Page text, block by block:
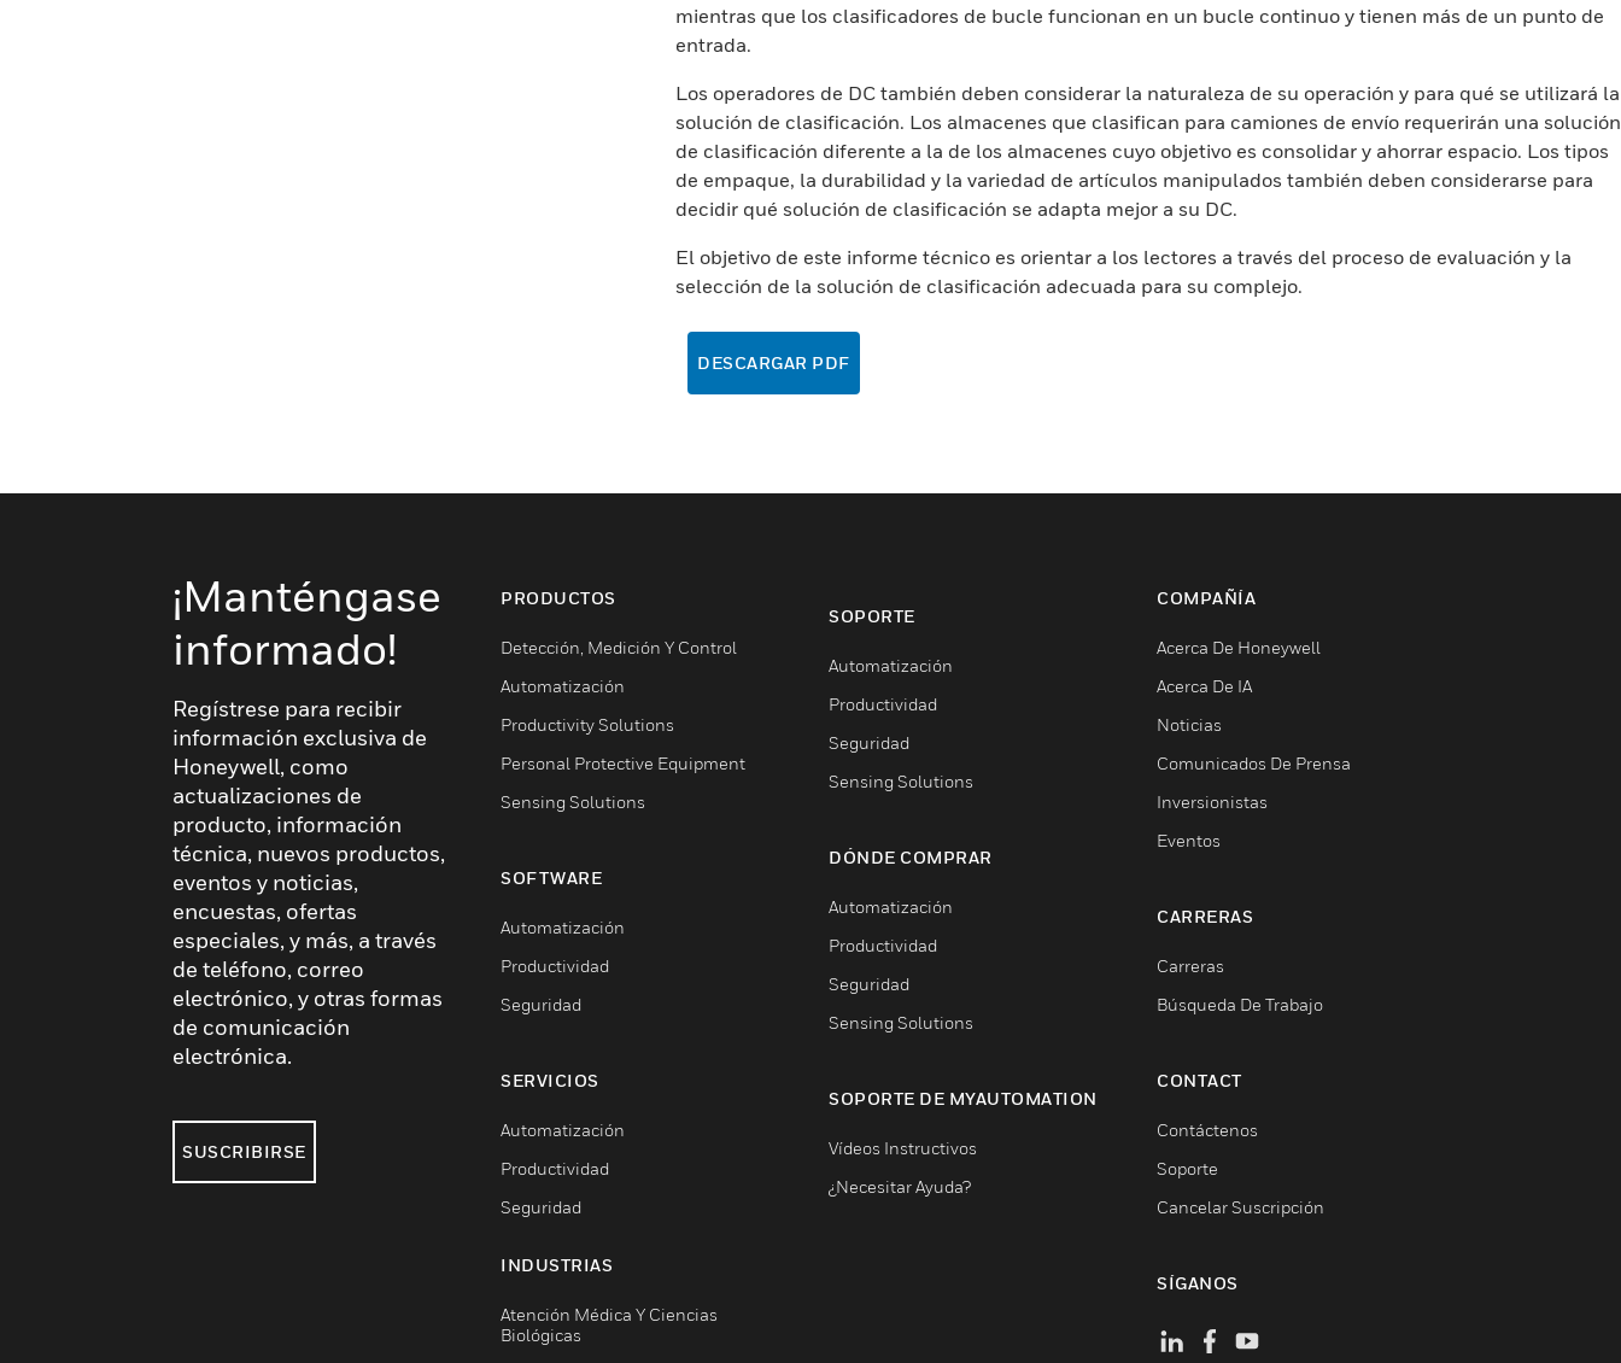
mientras que los clasificadores de bucle funcionan en un bucle continuo y tienen más de un punto de
entrada.
Los operadores de DC también deben considerar la naturaleza de su operación y para qué se utilizará la
solución de clasificación. Los almacenes que clasifican para camiones de envío requerirán una solución
de clasificación diferente a la de los almacenes cuyo objetivo es consolidar y ahorrar espacio. Los tipos
de empaque, la durabilidad y la variedad de artículos manipulados también deben considerarse para
decidir qué solución de clasificación se adapta mejor a su DC.
El objetivo de este informe técnico es orientar a los lectores a través del proceso de evaluación y la
selección de la solución de clasificación adecuada para su complejo.
DESCARGAR PDF
¡Manténgase
informado!
Regístrese para recibir
información exclusiva de
Honeywell, como
actualizaciones de
producto, información
técnica, nuevos productos,
eventos y noticias,
encuestas, ofertas
especiales, y más, a través
de teléfono, correo
electrónico, y otras formas
de comunicación
electrónica.
SUSCRIBIRSE
PRODUCTOS
Detección, Medición Y Control
Automatización
Productivity Solutions
Personal Protective Equipment
Sensing Solutions
SOFTWARE
Automatización
Productividad
Seguridad
SERVICIOS
Automatización
Productividad
Seguridad
INDUSTRIAS
Atención Médica Y Ciencias
Biológicas
SOPORTE
Automatización
Productividad
Seguridad
Sensing Solutions
DÓNDE COMPRAR
Automatización
Productividad
Seguridad
Sensing Solutions
SOPORTE DE MYAUTOMATION
Vídeos Instructivos
¿Necesitar Ayuda?
COMPAÑÍA
Acerca De Honeywell
Acerca De IA
Noticias
Comunicados De Prensa
Inversionistas
Eventos
CARRERAS
Carreras
Búsqueda De Trabajo
CONTACT
Contáctenos
Soporte
Cancelar Suscripción
SÍGANOS